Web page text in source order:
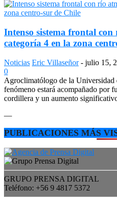
Intenso sistema frontal con
categoría 4 en la zona
Noticias Eric Villaseñor - julio 15,
0
Agroclimatólogo de la Universidad
fenómeno estará acompañado por
cordillera y un aumento
—
PUBLICACIONES MÁS
GRUPO PRENSA DIGITAL
Teléfono: +56 9 4817 5372